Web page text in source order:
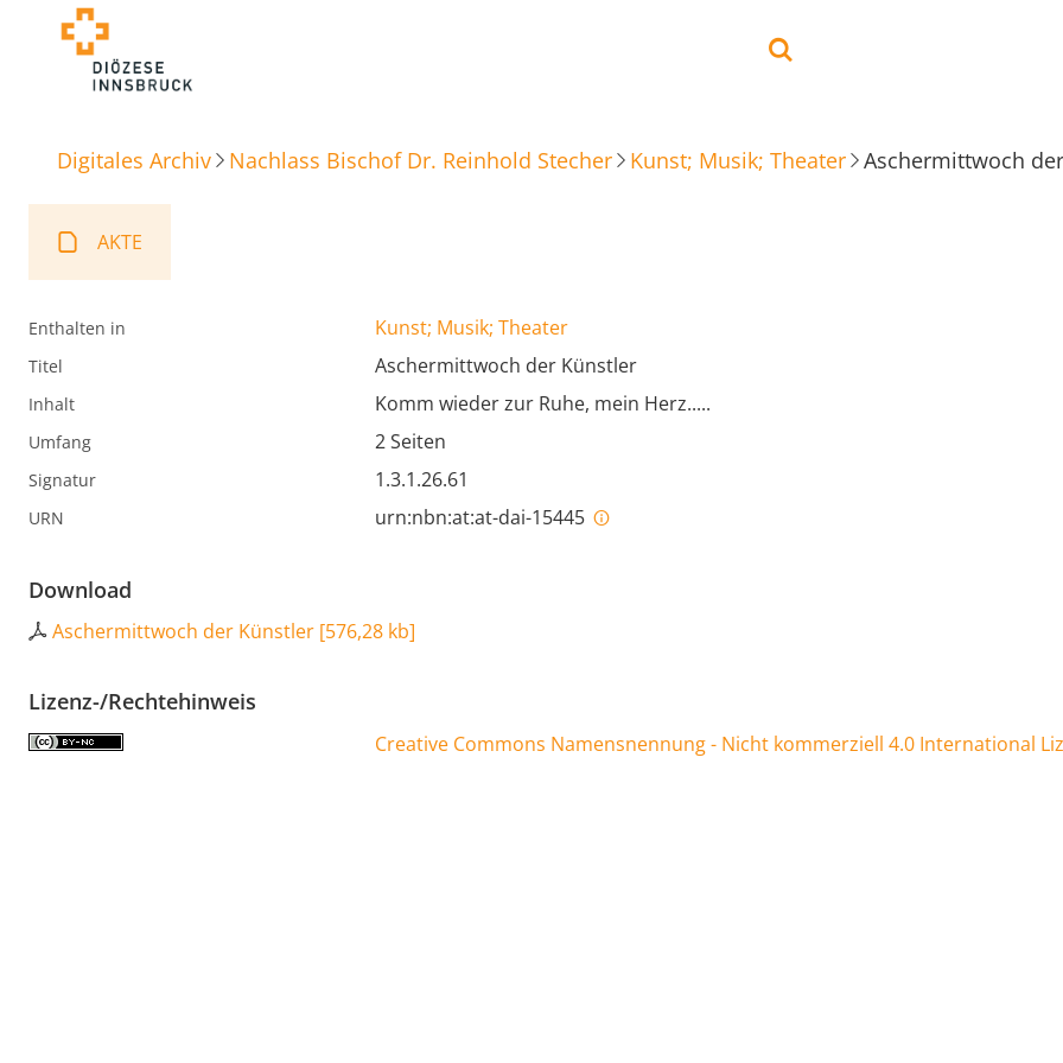
Digitales Archiv Nachlass Bischof Dr. Reinhold Stecher Kunst; Musik; Theater Aschermittwoch
AKTE
Enthalten in Kunst; Musik; Theater
Titel Aschermittwoch der Künstler
Inhalt Komm wieder zur Ruhe, mein Herz.....
Umfang 2 Seiten
Signatur 1.3.1.26.61
URN urn:nbn:at:at-dai-15445
Download
Aschermittwoch der Künstler [576,28 kb]
Lizenz-/Rechtehinweis
Creative Commons Namensnennung - Nicht kommerziell 4.0 International